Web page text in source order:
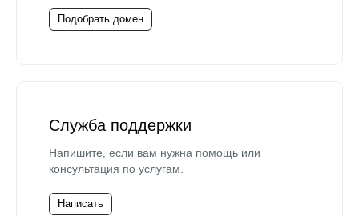
Подобрать домен
Служба поддержки
Напишите, если вам нужна помощь или
консультация по услугам.
Написать